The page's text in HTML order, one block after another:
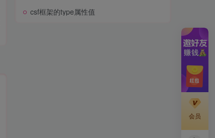
csf框架的type属性值
会员